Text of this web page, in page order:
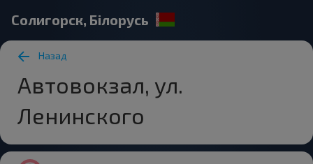
Солигорск, Білорусь
Назад
Автовокзал, ул.
Ленинского